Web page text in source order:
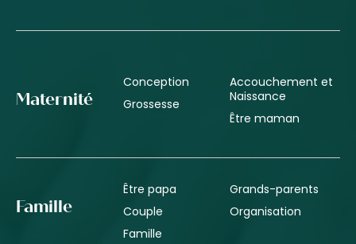
Maternité
Conception
Grossesse
Accouchement et
Naissance
Être maman
Famille
Être papa
Couple
Famille
Grands-parents
Organisation